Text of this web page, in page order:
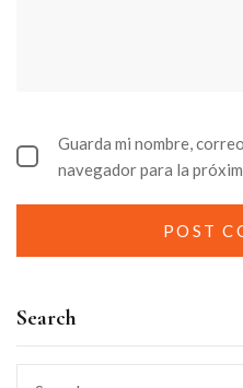
Search
Guarda mi nombre,
navegador para la